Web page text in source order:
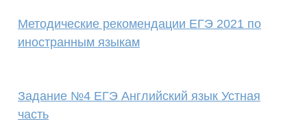
Методические рекомендации ЕГЭ 2021 по
иностранным языкам
Задание №4 ЕГЭ Английский язык Устная
часть